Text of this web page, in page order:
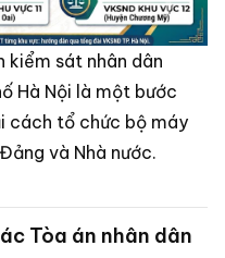
kiểm sát nhân dân
Hà Nội là một bước
cách tổ chức bộ máy
và Nhà nước.
Tòa án nhân dân